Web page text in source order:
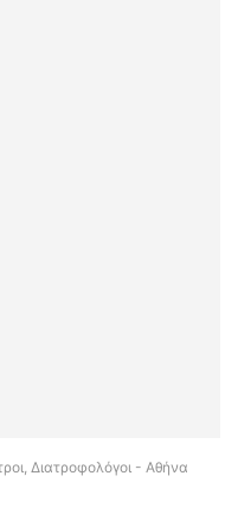
Διατροφολόγοι - Αθήνα